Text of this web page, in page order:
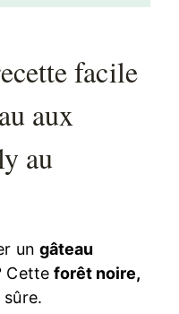
facile
aux
au
un gâteau
Cette forêt noire,
sûre.